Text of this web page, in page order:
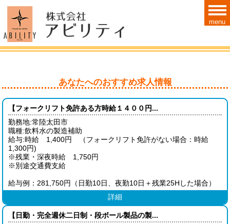
あなたへのおすすめ求人情報
【フォークリフト免許ある方時給１４００円...
勤務地:常陸太田市
職種:飲料水の製造補助
給与:時給 1,400円 （フォークリフト免許がない場合：時給
1,300円)
※残業・深夜時給 1,750円
※別途交通費支給
給与例：281,750円（日勤10日、夜勤10日＋残業25Hした場合）
詳細
【日勤・完全週休二日制・段ボール製品の製...
menu